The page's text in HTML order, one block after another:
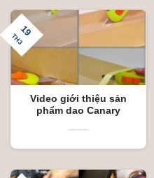
Video giới thiệu sản
phẩm dao Canary
19
TH3